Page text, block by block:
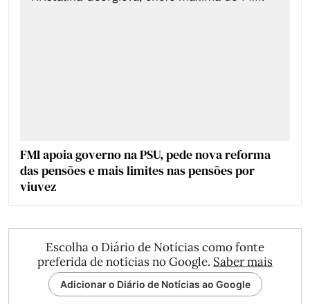
FMI apoia governo na PSU, pede nova reforma
das pensões e mais limites nas pensões por
viuvez
Escolha o Diário de Notícias como fonte
preferida de notícias no Google. Saber mais
Adicionar o Diário de Notícias ao Google